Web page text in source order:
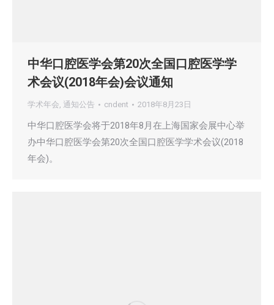
中华口腔医学会第20次全国口腔医学学
术会议(2018年会)会议通知
学术年会, 通知公告 cndent 2018年8月23日
中华口腔医学会将于2018年8月在上海国家会展中心举
办中华口腔医学会第20次全国口腔医学学术会议(2018
年会)。